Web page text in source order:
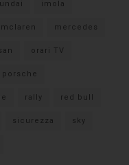
imola
mclaren mercedes
orari TV
porsche
rally red bull
sicurezza sky